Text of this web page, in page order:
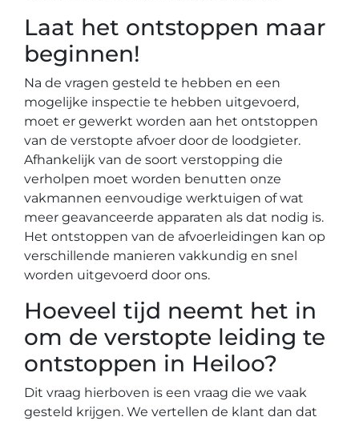
Laat het ontstoppen maar
beginnen!
Na de vragen gesteld te hebben en een
mogelijke inspectie te hebben uitgevoerd,
moet er gewerkt worden aan het ontstoppen
van de verstopte afvoer door de loodgieter.
Afhankelijk van de soort verstopping die
verholpen moet worden benutten onze
vakmannen eenvoudige werktuigen of wat
meer geavanceerde apparaten als dat nodig is.
Het ontstoppen van de afvoerleidingen kan op
verschillende manieren vakkundig en snel
worden uitgevoerd door ons.
Hoeveel tijd neemt het in
om de verstopte leiding te
ontstoppen in Heiloo?
Dit vraag hierboven is een vraag die we vaak
gesteld krijgen. We vertellen de klant dan dat